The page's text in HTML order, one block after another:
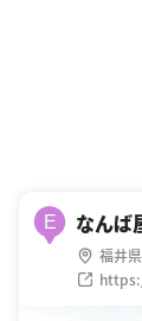
E なんば
福井